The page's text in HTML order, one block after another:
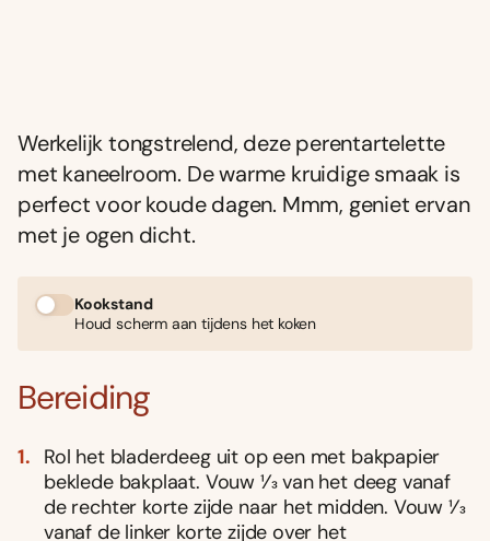
Werkelijk tongstrelend, deze perentartelette
met kaneelroom. De warme kruidige smaak is
perfect voor koude dagen. Mmm, geniet ervan
met je ogen dicht.
Kookstand
Houd scherm aan tijdens het koken
Bereiding
Rol het bladerdeeg uit op een met bakpapier
beklede bakplaat. Vouw 1⁄3 van het deeg vanaf
de rechter korte zijde naar het midden. Vouw 1⁄3
vanaf de linker korte zijde over het